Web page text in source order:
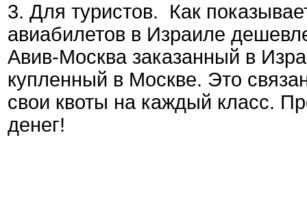
3. Для туристов. Как
авиабилетов в Израиле
Авив-Москва заказанный в
купленный в Москве. Это
свои квоты на каждый класс.
денег!